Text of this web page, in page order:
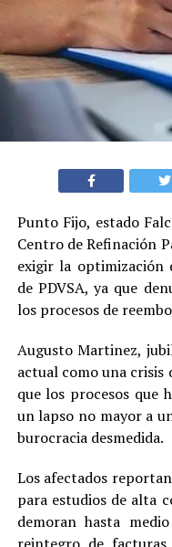
Punto Fijo, estado
Centro de Refinación
exigir la optimización
de PDVSA, ya que
los procesos de
Augusto Martinez,
actual como una crisis
que los procesos que
un lapso no mayor a
burocracia desmedida.
Los afectados
para estudios de alta
demoran hasta